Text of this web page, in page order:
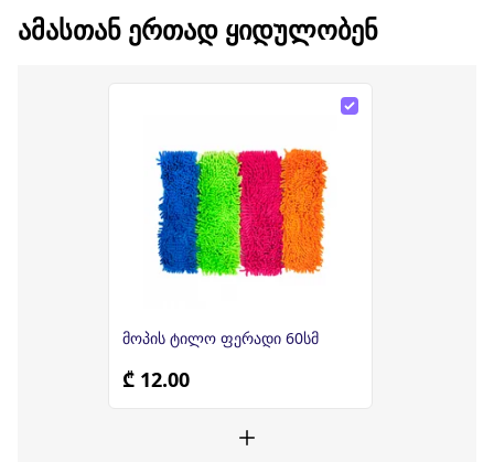
ᲐᲛᲐᲡᲗᲐᲜ ᲔᲠᲗᲐᲓ ᲧᲘᲓᲣᲚᲝᲑᲔᲜ
მოპის ტილო ფერადი 60სმ
₾ 12.00